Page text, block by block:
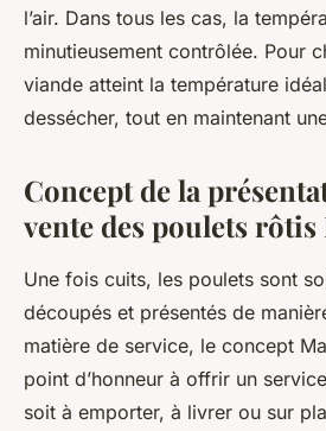
l’air. Dans tous les cas, la
minutieusement contrôlée. Pour
viande atteint la température
dessécher, tout en maintenant
Concept de la
vente des poulets
Une fois cuits, les poulets sont
découpés et présentés de
matière de service, le concept
point d’honneur à offrir un
soit à emporter, à livrer ou sur